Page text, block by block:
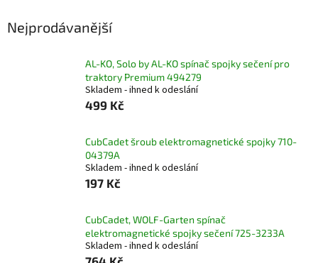
Nejprodávanější
AL-KO, Solo by AL-KO spínač spojky sečení pro
traktory Premium 494279
Skladem - ihned k odeslání
499 Kč
CubCadet šroub elektromagnetické spojky 710-
04379A
Skladem - ihned k odeslání
197 Kč
CubCadet, WOLF-Garten spínač
elektromagnetické spojky sečení 725-3233A
Skladem - ihned k odeslání